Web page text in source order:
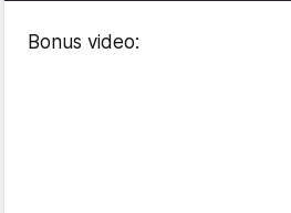
Bonus video: